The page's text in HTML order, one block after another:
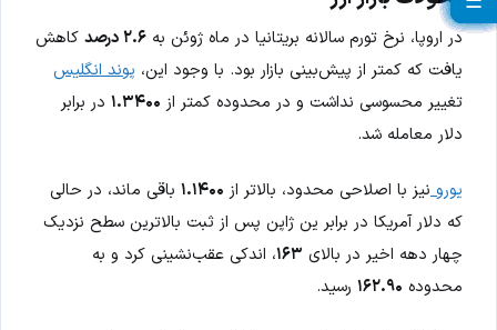
در اروپا، نرخ تورم سالانه بریتانیا در ماه ژوئن به ۲.۶ درصد
کاهش
یافت که کمتر از پیش‌بینی بازار بود. با وجود این، پوند انگلیس
تغییر محسوسی نداشت و در محدوده کمتر از ۱.۳۴۰۰ در برابر
دلار معامله شد.
یورونیز با اصلاحی محدود، بالاتر از ۱.۱۴۰۰ باقی ماند، در حالی
که دلار آمریکا در برابر ین ژاپن پس از ثبت بالاترین سطح نزدیک
چهار دهه اخیر در بالای ۱۶۳، اندکی عقب‌نشینی کرد و به
محدوده ۱۶۲.۹۰ رسید.